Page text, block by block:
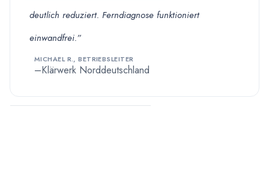
deutlich reduziert. Ferndiagnose funktioniert
einwandfrei.”
MICHAEL R., BETRIEBSLEITER
Klärwerk Norddeutschland